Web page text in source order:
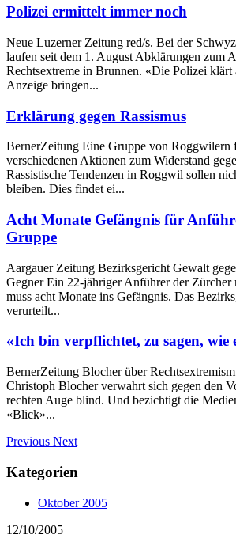
Polizei ermittelt immer noch
Neue Luzerner Zeitung red/s. Bei der
laufen seit dem 1. August Abklärungen zum
Rechtsextreme in Brunnen. «Die Polizei klärt
Anzeige bringen...
Erklärung gegen Rassismus
BernerZeitung Eine Gruppe von Roggwilern
verschiedenen Aktionen zum Widerstand
Rassistische Tendenzen in Roggwil sollen
bleiben. Dies findet ei...
Acht Monate Gefängnis für
Gruppe
Aargauer Zeitung Bezirksgericht Gewalt
Gegner Ein 22-jähriger Anführer der Zürcher
muss acht Monate ins Gefängnis. Das
verurteilt...
«Ich bin verpflichtet, zu sagen, wie
BernerZeitung Blocher über
Christoph Blocher verwahrt sich gegen den
rechten Auge blind. Und bezichtigt die
«Blick»...
Previous Next
Kategorien
Oktober 2005
12/10/2005